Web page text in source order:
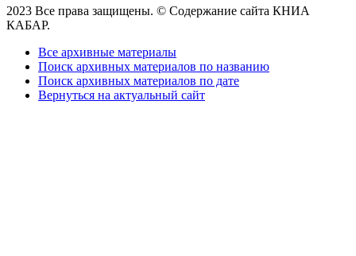
2023 Все права защищены. © Содержание сайта КНИА
КАБАР.
Все архивные материалы
Поиск архивных материалов по названию
Поиск архивных материалов по дате
Вернуться на актуальный сайт